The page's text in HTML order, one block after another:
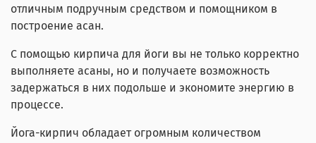
отличным подручным средством и помощником в
построение асан.
С помощью кирпича для йоги вы не только корректно
выполняете асаны, но и получаете возможность
задержаться в них подольше и экономите энергию в
процессе.
Йога-кирпич обладает огромным количеством